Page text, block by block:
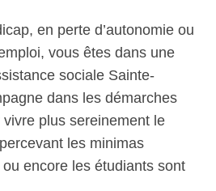
en perte d’autonomie ou
vous êtes dans une
sociale Sainte-
dans les démarches
plus sereinement le
les minimas
encore les étudiants sont